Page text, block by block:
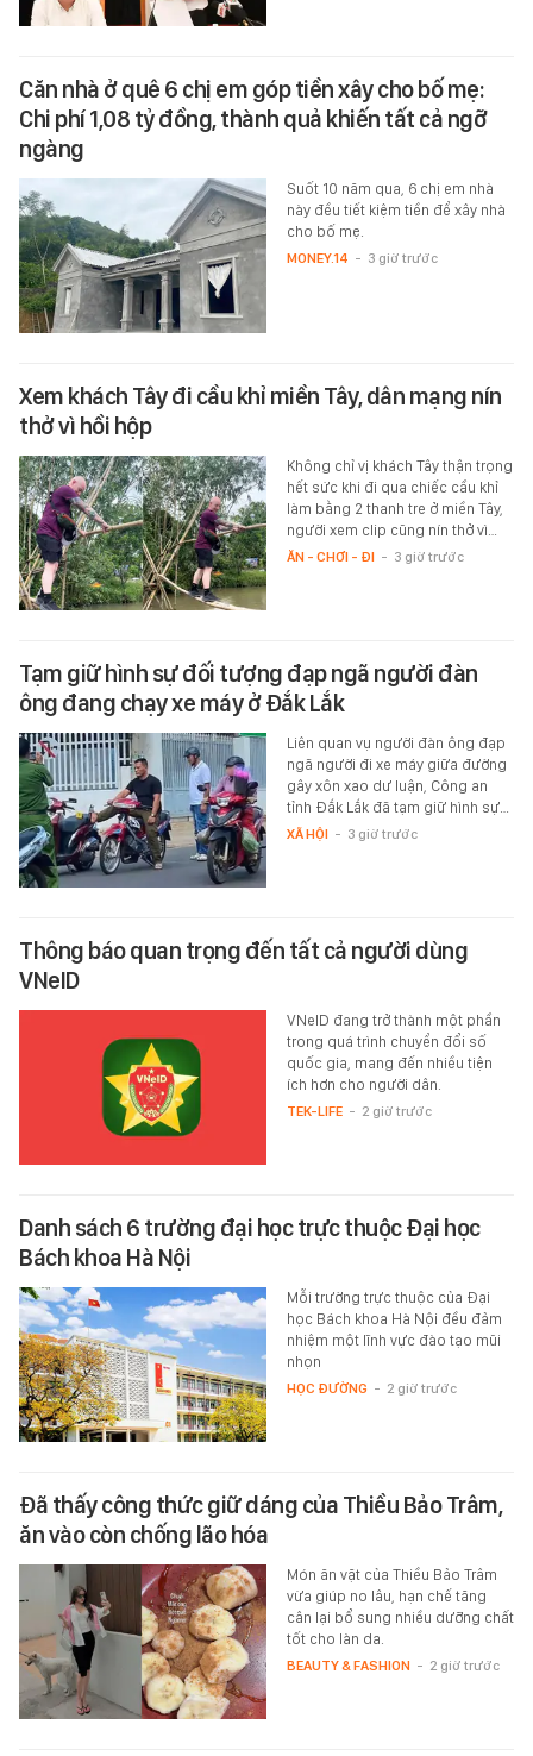
Căn nhà ở quê 6 chị em góp tiền xây cho bố mẹ:
Chi phí 1,08 tỷ đồng, thành quả khiến tất cả ngỡ
ngàng
Suốt 10 năm qua, 6 chị em nhà
này đều tiết kiệm tiền để xây nhà
cho bố mẹ.
MONEY.14 - 3 giờ trước
Xem khách Tây đi cầu khỉ miền Tây, dân mạng nín
thở vì hồi hộp
Không chỉ vị khách Tây thận trọng
hết sức khi đi qua chiếc cầu khỉ
làm bằng 2 thanh tre ở miền Tây,
người xem clip cũng nín thở vì…
ĂN - CHƠI - ĐI - 3 giờ trước
Tạm giữ hình sự đối tượng đạp ngã người đàn
ông đang chạy xe máy ở Đắk Lắk
Liên quan vụ người đàn ông đạp
ngã người đi xe máy giữa đường
gây xôn xao dư luận, Công an
tỉnh Đắk Lắk đã tạm giữ hình sự…
XÃ HỘI - 3 giờ trước
Thông báo quan trọng đến tất cả người dùng
VNeID
VNeID đang trở thành một phần
trong quá trình chuyển đổi số
quốc gia, mang đến nhiều tiện
ích hơn cho người dân.
TEK-LIFE - 2 giờ trước
Danh sách 6 trường đại học trực thuộc Đại học
Bách khoa Hà Nội
Mỗi trường trực thuộc của Đại
học Bách khoa Hà Nội đều đảm
nhiệm một lĩnh vực đào tạo mũi
nhọn
HỌC ĐƯỜNG - 2 giờ trước
Đã thấy công thức giữ dáng của Thiều Bảo Trâm,
ăn vào còn chống lão hóa
Món ăn vặt của Thiều Bảo Trâm
vừa giúp no lâu, hạn chế tăng
cân lại bổ sung nhiều dưỡng chất
tốt cho làn da.
BEAUTY & FASHION - 2 giờ trước